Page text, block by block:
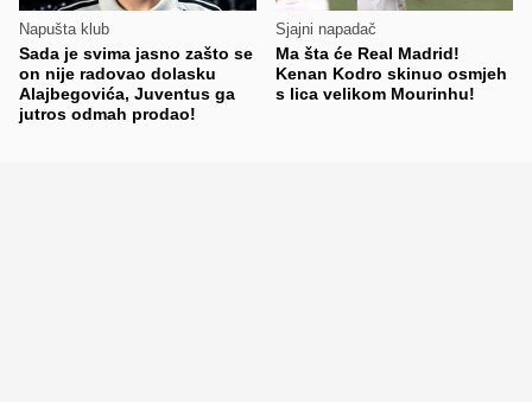
Napušta klub
Sada je svima jasno zašto se
on nije radovao dolasku
Alajbegovića, Juventus ga
jutros odmah prodao!
Sjajni napadač
Ma šta će Real Madrid!
Kenan Kodro skinuo osmjeh
s lica velikom Mourinhu!